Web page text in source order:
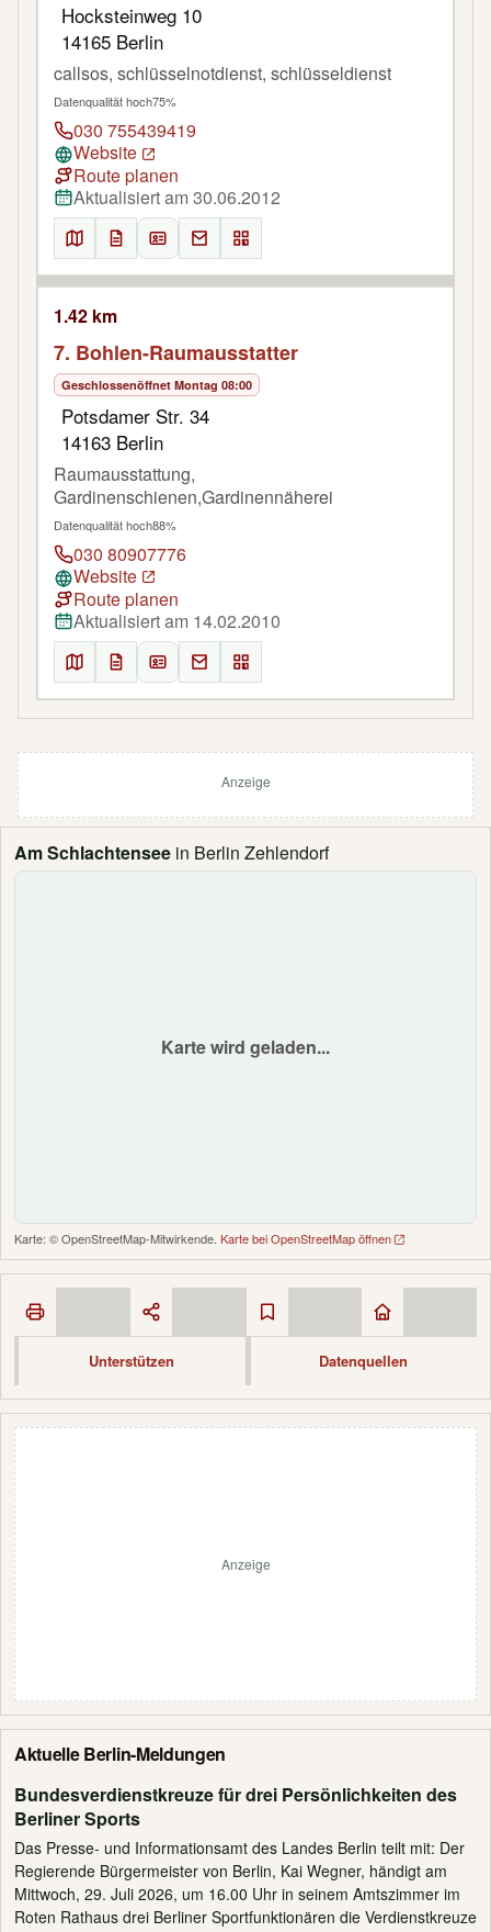
Am Schlachtensee in Berlin Zehlendorf
Karte wird geladen...
Karte: © OpenStreetMap-Mitwirkende. Karte bei OpenStreetMap öffnen
Unterstützen Datenquellen
Anzeige
Aktuelle Berlin-Meldungen
Bundesverdienstkreuze für drei Persönlichkeiten des
Berliner Sports
Das Presse- und Informationsamt des Landes Berlin teilt mit: Der
Regierende Bürgermeister von Berlin, Kai Wegner, händigt am
Mittwoch, 29. Juli 2026, um 16.00 Uhr in seinem Amtszimmer im
Roten Rathaus drei Berliner Sportfunktionären die Verdienstkreuze
Hocksteinweg 10
14165 Berlin
callsos, schlüsselnotdienst, schlüsseldienst
Datenqualität hoch75%
030 755439419
Website
Route planen
Aktualisiert am 30.06.2012
1.42 km
7. Bohlen-Raumausstatter
Geschlossenöffnet Montag 08:00
Potsdamer Str. 34
14163 Berlin
Raumausstattung,
Gardinenschienen,Gardinennäherei
Datenqualität hoch88%
030 80907776
Website
Route planen
Aktualisiert am 14.02.2010
Anzeige